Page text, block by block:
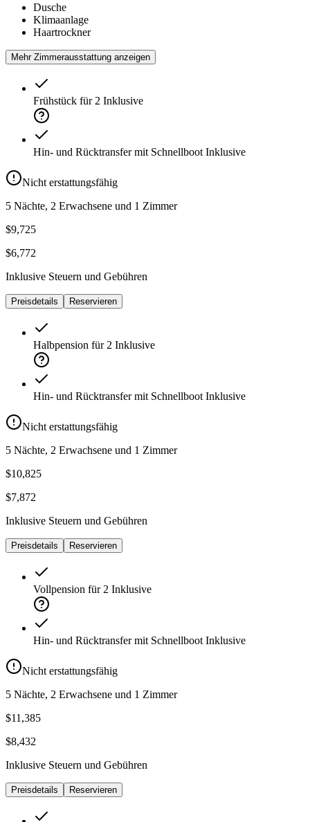
Dusche
Klimaanlage
Haartrockner
Mehr Zimmerausstattung anzeigen
Frühstück für 2 Inklusive
Hin- und Rücktransfer mit Schnellboot Inklusive
Nicht erstattungsfähig
5 Nächte, 2 Erwachsene und 1 Zimmer
$9,725
$6,772
Inklusive Steuern und Gebühren
Preisdetails Reservieren
Halbpension für 2 Inklusive
Hin- und Rücktransfer mit Schnellboot Inklusive
Nicht erstattungsfähig
5 Nächte, 2 Erwachsene und 1 Zimmer
$10,825
$7,872
Inklusive Steuern und Gebühren
Preisdetails Reservieren
Vollpension für 2 Inklusive
Hin- und Rücktransfer mit Schnellboot Inklusive
Nicht erstattungsfähig
5 Nächte, 2 Erwachsene und 1 Zimmer
$11,385
$8,432
Inklusive Steuern und Gebühren
Preisdetails Reservieren